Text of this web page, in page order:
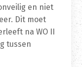
en niet
Dit moet
na WO II
tussen